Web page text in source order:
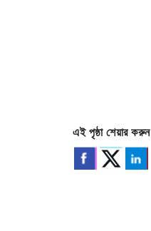
এই পৃষ্ঠা শেয়ার করুন